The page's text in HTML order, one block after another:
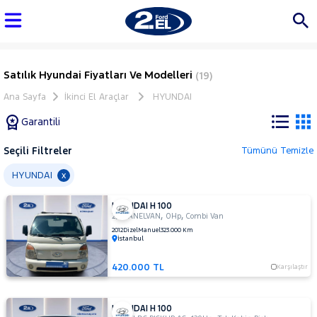
Satılık Hyundai Fiyatları Ve Modelleri (19)
Ana Sayfa İkinci El Araçlar HYUNDAI
Garantili
Tüm
Araçlar
AUDI
BMC
BMW
BYD
Seçili Filtreler Tümünü Temizle
HYUNDAI x
HYUNDAI H 100
2,5 PANELVAN , 0Hp,Combi Van
2012DizelManuel323.000 Km
İstanbul
420.000 TL Karşılaştır
HYUNDAI H 100